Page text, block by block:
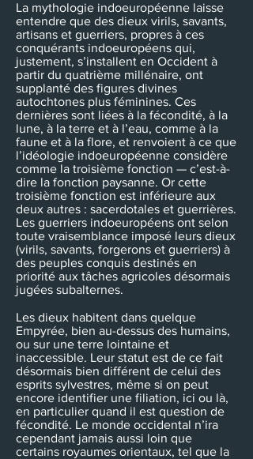
La mythologie indoeuropéenne laisse
entendre que des dieux virils, savants,
artisans et guerriers, propres à ces
conquérants indoeuropéens qui,
justement, s’installent en Occident à
partir du quatrième millénaire, ont
supplanté des figures divines
autochtones plus féminines. Ces
dernières sont liées à la fécondité, à la
lune, à la terre et à l’eau, comme à la
faune et à la flore, et renvoient à ce que
l’idéologie indoeuropéenne considère
comme la troisième fonction — c’est-à-
dire la fonction paysanne. Or cette
troisième fonction est inférieure aux
deux autres : sacerdotales et guerrières.
Les guerriers indoeuropéens ont selon
toute vraisemblance imposé leurs dieux
(virils, savants, forgerons et guerriers) à
des peuples conquis destinés en
priorité aux tâches agricoles désormais
jugées subalternes.
Les dieux habitent dans quelque
Empyrée, bien au-dessus des humains,
ou sur une terre lointaine et
inaccessible. Leur statut est de ce fait
désormais bien différent de celui des
esprits sylvestres, même si on peut
encore identifier une filiation, ici ou là,
en particulier quand il est question de
fécondité. Le monde occidental n’ira
cependant jamais aussi loin que
certains royaumes orientaux, tel que la